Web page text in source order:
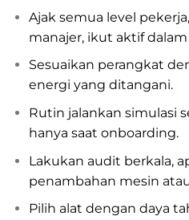
Ajak semua level
manajer, ikut aktif dalam
Sesuaikan perangkat
energi yang ditangani.
Rutin jalankan simulasi
hanya saat onboarding.
Lakukan audit berkala,
penambahan mesin
Pilih alat dengan daya